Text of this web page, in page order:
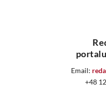
Email:
+48